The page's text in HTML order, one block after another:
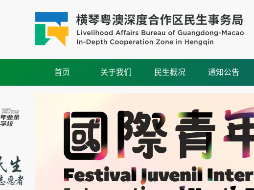
首页 关于我们 民生概况 通知公告